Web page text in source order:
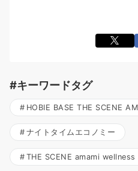
#キーワードタグ
HOBIE BASE THE SCENE
ナイトタイムエコノミー
THE SCENE amami